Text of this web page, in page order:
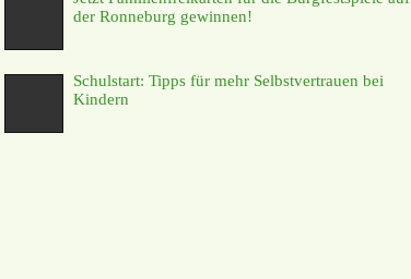
der Ronneburg gewinnen!
Schulstart: Tipps für mehr Selbstvertrauen bei
Kindern